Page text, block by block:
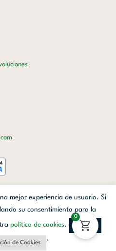
Avanzada Digital| Webmaster
Linkedin Instagram
mejor experiencia de usuario. Si
su consentimiento para la
política de cookies. Aceptar
de Cookies `
0